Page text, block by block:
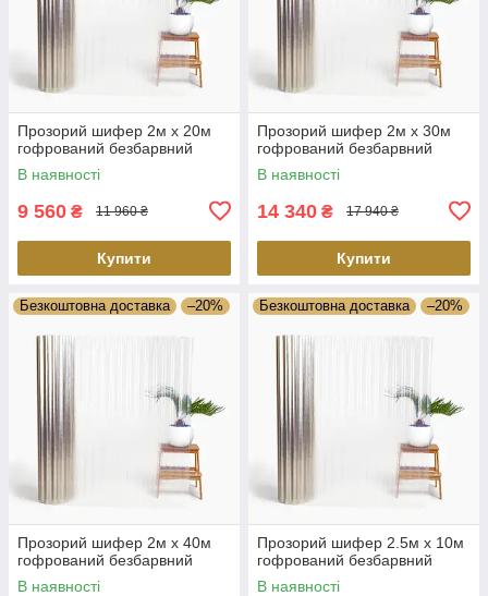
Прозорий шифер 2м х 20м
гофрований безбарвний
В наявності
9 560 ₴ 11 960 ₴
Купити
Прозорий шифер 2м х 30м
гофрований безбарвний
В наявності
14 340 ₴ 17 940 ₴
Купити
Безкоштовна доставка –20%
Прозорий шифер 2м х 40м
гофрований безбарвний
В наявності
Безкоштовна доставка –20%
Прозорий шифер 2.5м х 10м
гофрований безбарвний
В наявності